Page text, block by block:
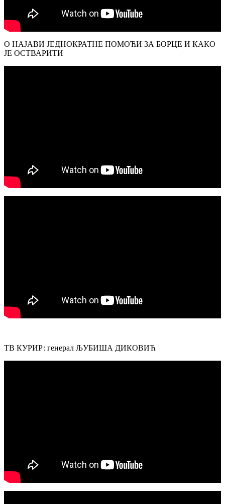
О НАЈАВИ ЈЕДНОКРАТНЕ ПОМОЋИ ЗА БОРЦЕ И КАКО
ЈЕ ОСТВАРИТИ
ТВ КУРИР: генерал ЉУБИША ДИКОВИЋ